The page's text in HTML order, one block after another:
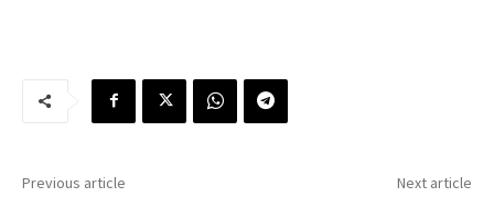
Previous article Next article